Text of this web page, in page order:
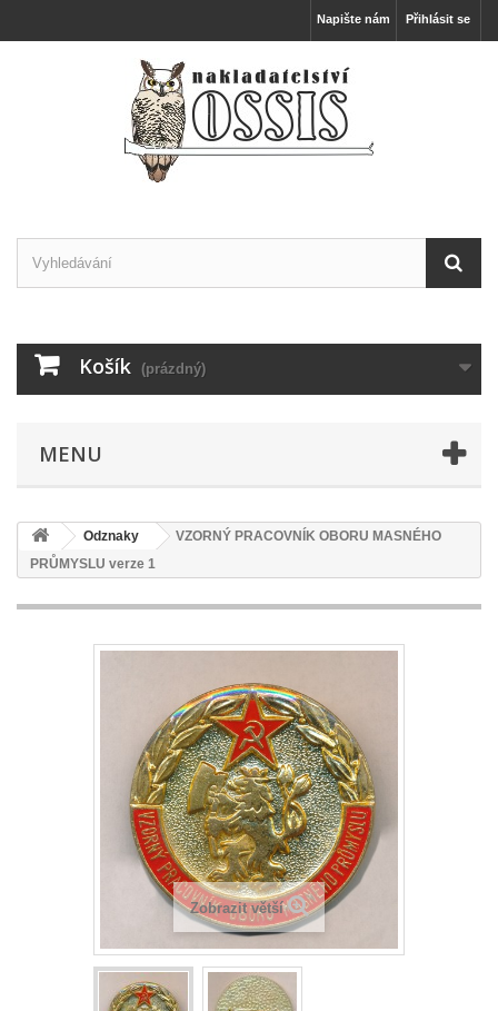
Přihlásit se
Napište nám
Košík (prázdný)
MENU
Odznaky
VZORNÝ PRACOVNÍK OBORU MASNÉHO
PRŮMYSLU verze 1
Zobrazit větší